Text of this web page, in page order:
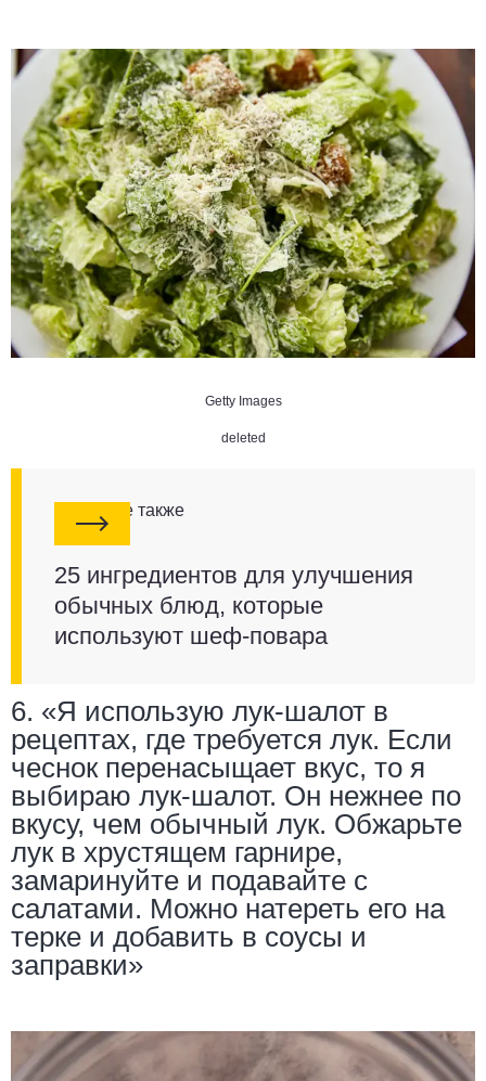
Getty Images
deleted
Смотрите также
25 ингредиентов для улучшения
обычных блюд, которые
используют шеф-повара
6. «Я использую лук-шалот в
рецептах, где требуется лук. Если
чеснок перенасыщает вкус, то я
выбираю лук-шалот. Он нежнее по
вкусу, чем обычный лук. Обжарьте
лук в хрустящем гарнире,
замаринуйте и подавайте с
салатами. Можно натереть его на
терке и добавить в соусы и
заправки»